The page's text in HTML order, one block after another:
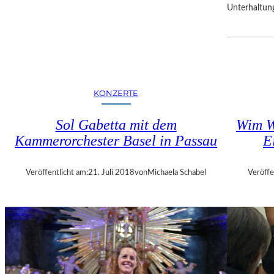
R
E
L
E
KONZERTE
Sol Gabetta mit dem
Kammerorchester Basel in Passau
Veröffentlicht am:21. Juli 2018vonMichaela Schabel
Wim